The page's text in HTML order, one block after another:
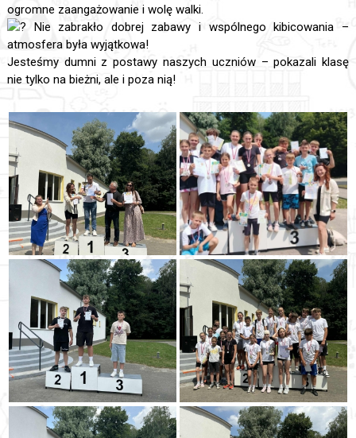
ogromne zaangażowanie i wolę walki.
Nie zabrakło dobrej zabawy i wspólnego kibicowania –
atmosfera była wyjątkowa!
Jesteśmy dumni z postawy naszych uczniów – pokazali klasę
nie tylko na bieżni, ale i poza nią!